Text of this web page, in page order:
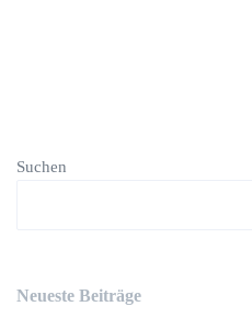
Suchen
Neueste Beiträge